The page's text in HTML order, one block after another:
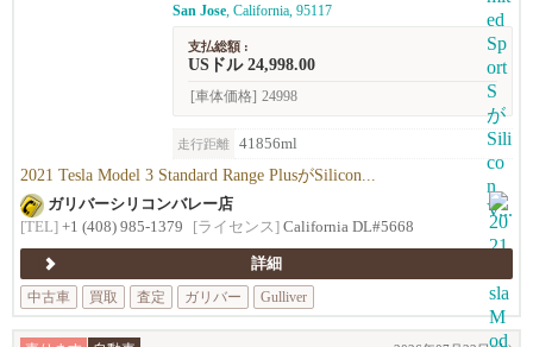
San Jose, California, 95117
支払総額 :
USドル 24,998.00
[車体価格] 24998
走行距離 41856ml
2021 Tesla Model 3 Standard Range PlusがSilicon...
ガリバーシリコンバレー店
[TEL] +1 (408) 985-1379 [ライセンス] California DL#5668
詳細
中古車
買取 査定 ガリバー Gulliver